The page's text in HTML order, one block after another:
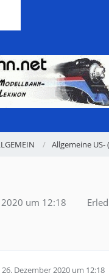
Allgemeine
um 12:18
26. Dezember 2020 um 12:18